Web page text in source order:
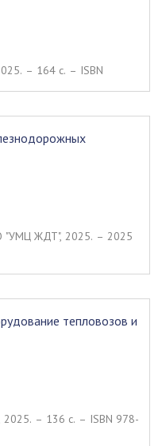
– 164 c. – ISBN
"УМЦ ЖДТ", 2025. – 2025
тепловозов и
– 136 c. – ISBN 978-